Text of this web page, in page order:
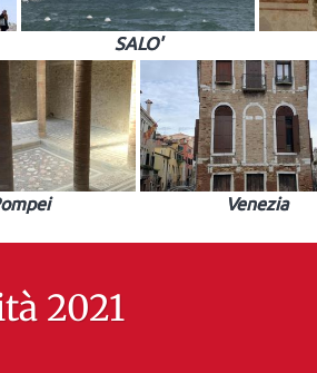
SALO'
Venezia
2021